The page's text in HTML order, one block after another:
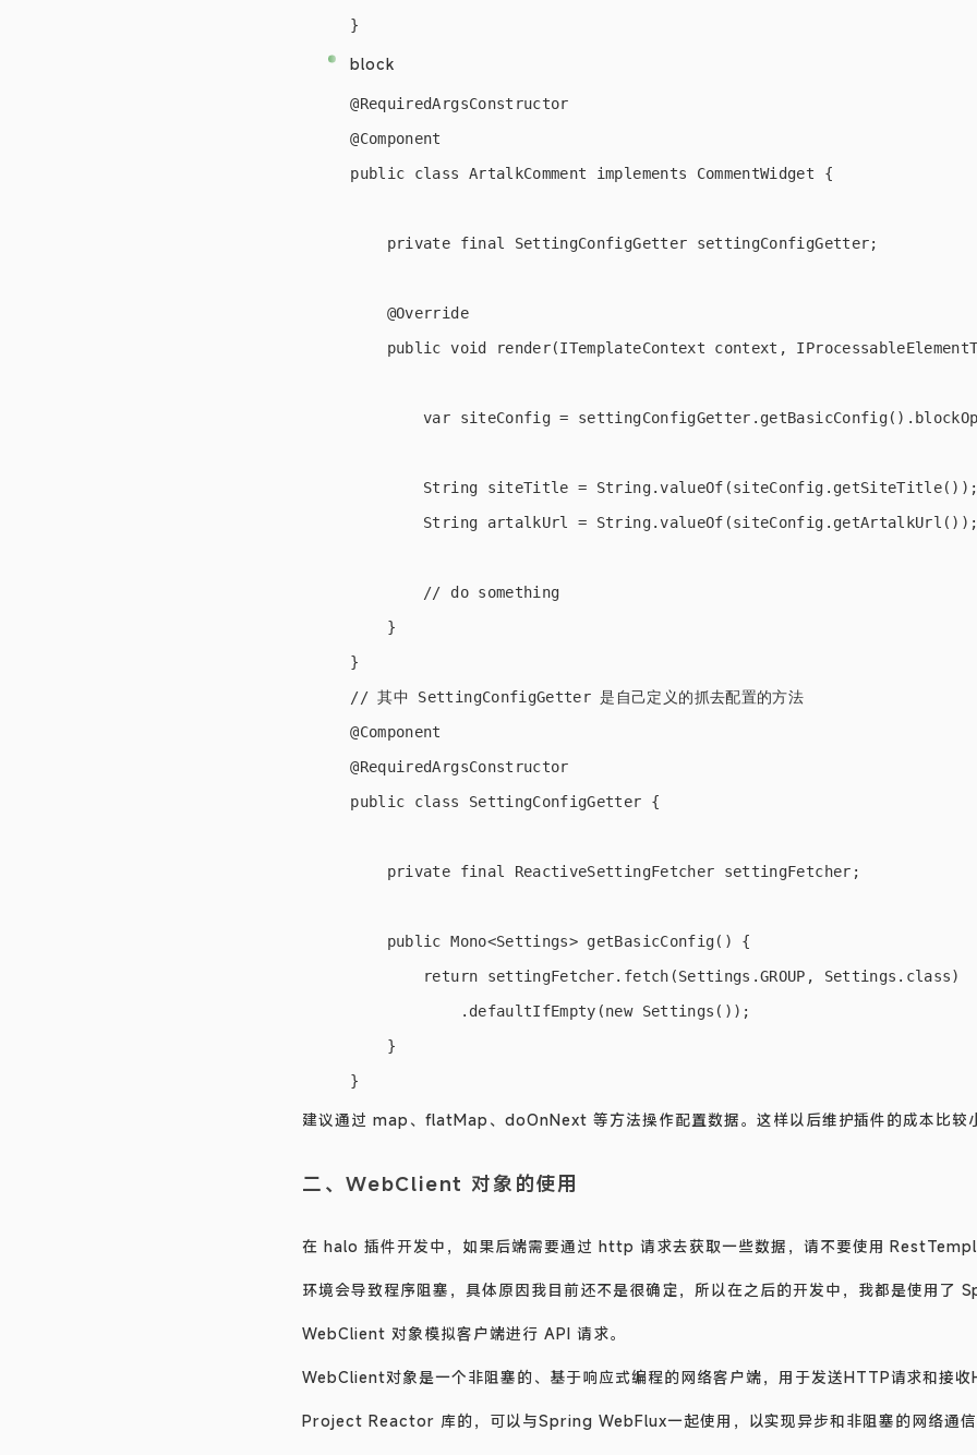
block
@RequiredArgsConstructor
@Component
public class ArtalkComment implements CommentWidget {
    private final SettingConfigGetter settingConfigGetter;
    @Override
public void render(ITemplateContext context,
var siteConfig =
String siteTitle =
String artalkUrl =
        // do something
    }
}
// 其中 SettingConfigGetter 是自己定义的抓去配置的方法
@Component
@RequiredArgsConstructor
public class SettingConfigGetter {
    private final ReactiveSettingFetcher settingFetcher;
    public Mono<Settings> getBasicConfig() {
        return settingFetcher.fetch(Settings.GROUP, Settings.class)
            .defaultIfEmpty(new Settings());
    }
建议通过 map、flatMap、doOnNext 等方法操作配置数据。这样以后维护插件的成本比较
二、WebClient 对象的使用
在 halo 插件开发中，如果后端需要通过 http 请求去获取一些数据，请不要使用
环境会导致程序阻塞，具体原因我目前还不是很确定，所以在之后的开发中，我都是使用
WebClient 对象模拟客户端进行 API 请求。
WebClient对象是一个非阻塞的、基于响应式编程的网络客户端，用于发送HTTP请求和接
Project Reactor 库的，可以与Spring WebFlux一起使用，以实现异步和非阻塞的网络通